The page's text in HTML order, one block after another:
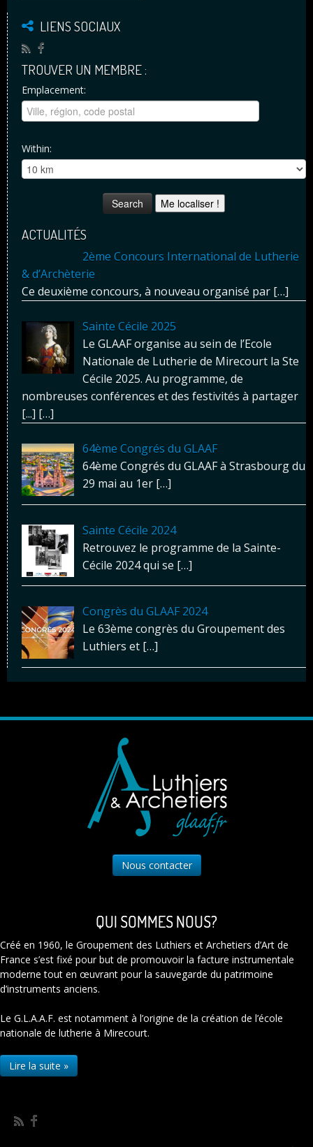
LIENS SOCIAUX
TROUVER UN MEMBRE :
Emplacement:
Within:
Me localiser !
ACTUALITÉS
2ème Concours International de Lutherie
& d’Archèterie
Ce deuxième concours, à nouveau organisé par […]
Sainte Cécile 2025
Le GLAAF organise au sein de l’Ecole
Nationale de Lutherie de Mirecourt la Ste
Cécile 2025. Au programme, de
nombreuses conférences et des festivités à partager
[...] […]
64ème Congrés du GLAAF
64ème Congrés du GLAAF à Strasbourg du
29 mai au 1er […]
Sainte Cécile 2024
Retrouvez le programme de la Sainte-
Cécile 2024 qui se […]
Congrès du GLAAF 2024
Le 63ème congrès du Groupement des
Luthiers et […]
Nous contacter
QUI SOMMES NOUS?
Créé en 1960, le Groupement des Luthiers et Archetiers d’Art de
France s’est fixé pour but de promouvoir la facture instrumentale
moderne tout en œuvrant pour la sauvegarde du patrimoine
d’instruments anciens.
Le G.L.A.A.F. est notamment à l’origine de la création de l’école
nationale de lutherie à Mirecourt.
Lire la suite »